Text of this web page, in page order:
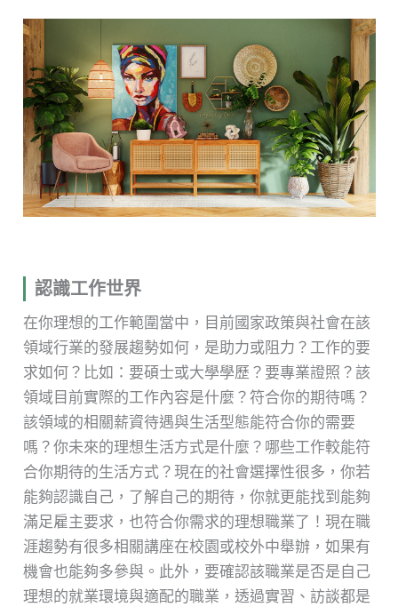
認識工作世界
在你理想的工作範圍當中，目前國家政策與社會在該
領域行業的發展趨勢如何，是助力或阻力？工作的要
求如何？比如：要碩士或大學學歷？要專業證照？該
領域目前實際的工作內容是什麼？符合你的期待嗎？
該領域的相關薪資待遇與生活型態能符合你的需要
嗎？你未來的理想生活方式是什麼？哪些工作較能符
合你期待的生活方式？現在的社會選擇性很多，你若
能夠認識自己，了解自己的期待，你就更能找到能夠
滿足雇主要求，也符合你需求的理想職業了！現在職
涯趨勢有很多相關講座在校園或校外中舉辦，如果有
機會也能夠多參與。此外，要確認該職業是否是自己
理想的就業環境與適配的職業，透過實習、訪談都是